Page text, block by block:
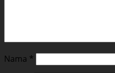
Nama *